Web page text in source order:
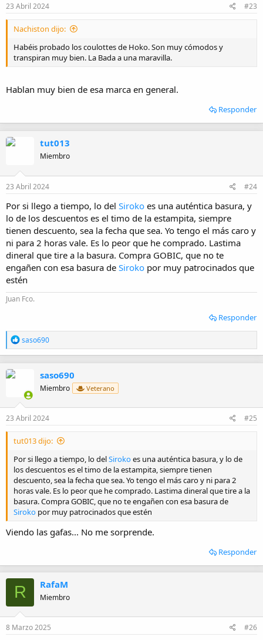
23 Abril 2024 #23
Nachiston dijo:
Habéis probado los coulottes de Hoko. Son muy cómodos y
transpiran muy bien. La Bada a una maravilla.
Hablan muy bien de esa marca en general.
Responder
tut013
Miembro
23 Abril 2024 #24
Por si llego a tiempo, lo del Siroko es una auténtica basura, y
lo de los descuentos es el timo de la estampita, siempre
tienen descuento, sea la fecha que sea. Yo tengo el más caro y
ni para 2 horas vale. Es lo peor que he comprado. Lastima
dineral que tire a la basura. Compra GOBIC, que no te
engañen con esa basura de Siroko por muy patrocinados que
estén
Juan Fco.
Responder
R
e
a
o
n
e
s
saso690
saso690
Miembro Veterano
23 Abril 2024 #25
tut013 dijo:
Por si llego a tiempo, lo delSirokoes una auténtica basura, y lo de
los descuentos es el timo de la estampita, siempre tienen
descuento, sea la fecha que sea. Yo tengo el más caro y ni para 2
horas vale. Es lo peor que he comprado. Lastima dineral que tire a la
basura. Compra GOBIC, que no te engañen con esa basura de
Siroko por muy patrocinados que estén
Viendo las gafas... No me sorprende.
Responder
R RafaM
Miembro
8 Marzo 2025 #26